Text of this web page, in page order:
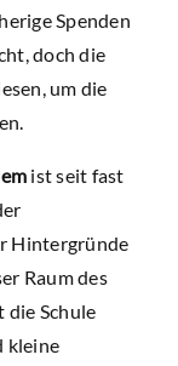
Spenden
doch die
um die
ist seit fast
Hintergründe
Raum des
Schule
kleine